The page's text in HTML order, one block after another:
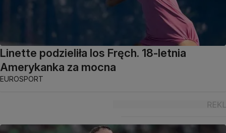
Linette podzieliła los Fręch. 18-letnia
Amerykanka za mocna
EUROSPORT